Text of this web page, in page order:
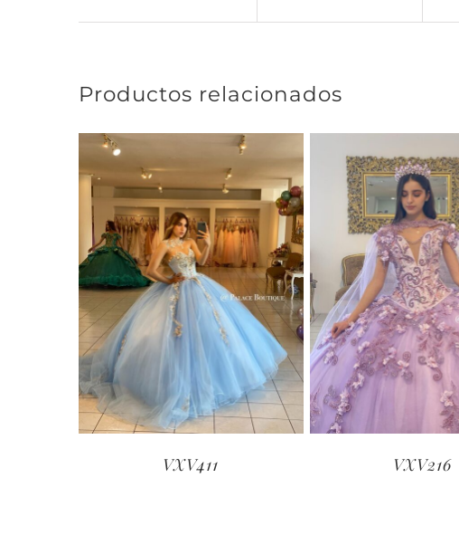
Productos relacionados
VXV411 VXV216